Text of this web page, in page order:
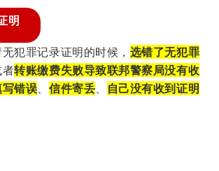
明
犯罪记录证明的时候， 选错了无犯罪
者转账缴费失败导致联邦警察局没有收
错误 信件寄丢
自己没有收到证明